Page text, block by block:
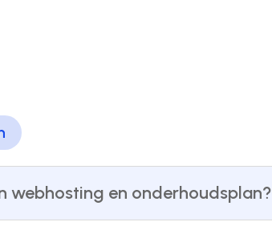
webhosting en onderhoudsplan?